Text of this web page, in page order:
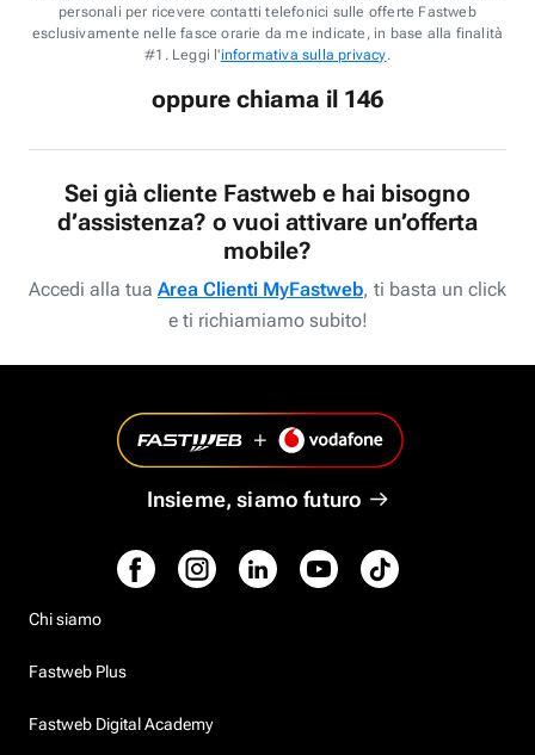
personali per ricevere contatti telefonici sulle offerte Fastweb
esclusivamente nelle fasce orarie da me indicate, in base alla finalità
#1. Leggi l'informativa sulla privacy.
oppure chiama il 146
Sei già cliente Fastweb e hai bisogno
d’assistenza? o vuoi attivare un’offerta
mobile?
Accedi alla tua Area Clienti MyFastweb, ti basta un click
e ti richiamiamo subito!
Insieme, siamo futuro
Chi siamo
Fastweb Plus
Fastweb Digital Academy